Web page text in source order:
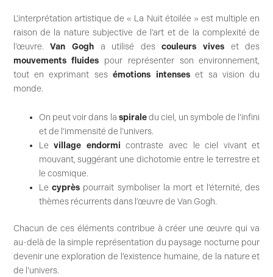
L’interprétation artistique de « La Nuit étoilée » est multiple en
raison de la nature subjective de l’art et de la complexité de
l’œuvre.Van Gogha utilisé descouleurs vives et des
mouvements fluides pour représenter son environnement,
tout en exprimant sesémotions intenseset sa vision du
monde.
On peut voir dans la spiraledu ciel, un symbole de l’infini
et de l’immensité de l’univers.
Levillage endormi contraste avec le ciel vivant et
mouvant, suggérant une dichotomie entre le terrestre et
le cosmique.
Le cyprèspourrait symboliser la mort et l’éternité, des
thèmes récurrents dans l’œuvre de Van Gogh.
Chacun de ces éléments contribue à créer une œuvre qui va
au-delà de la simple représentation du paysage nocturne pour
devenir une exploration de l’existence humaine, de la nature et
de l’univers.